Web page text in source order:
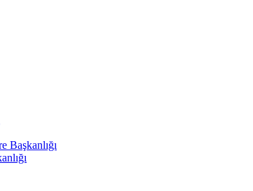
Başkanlığı